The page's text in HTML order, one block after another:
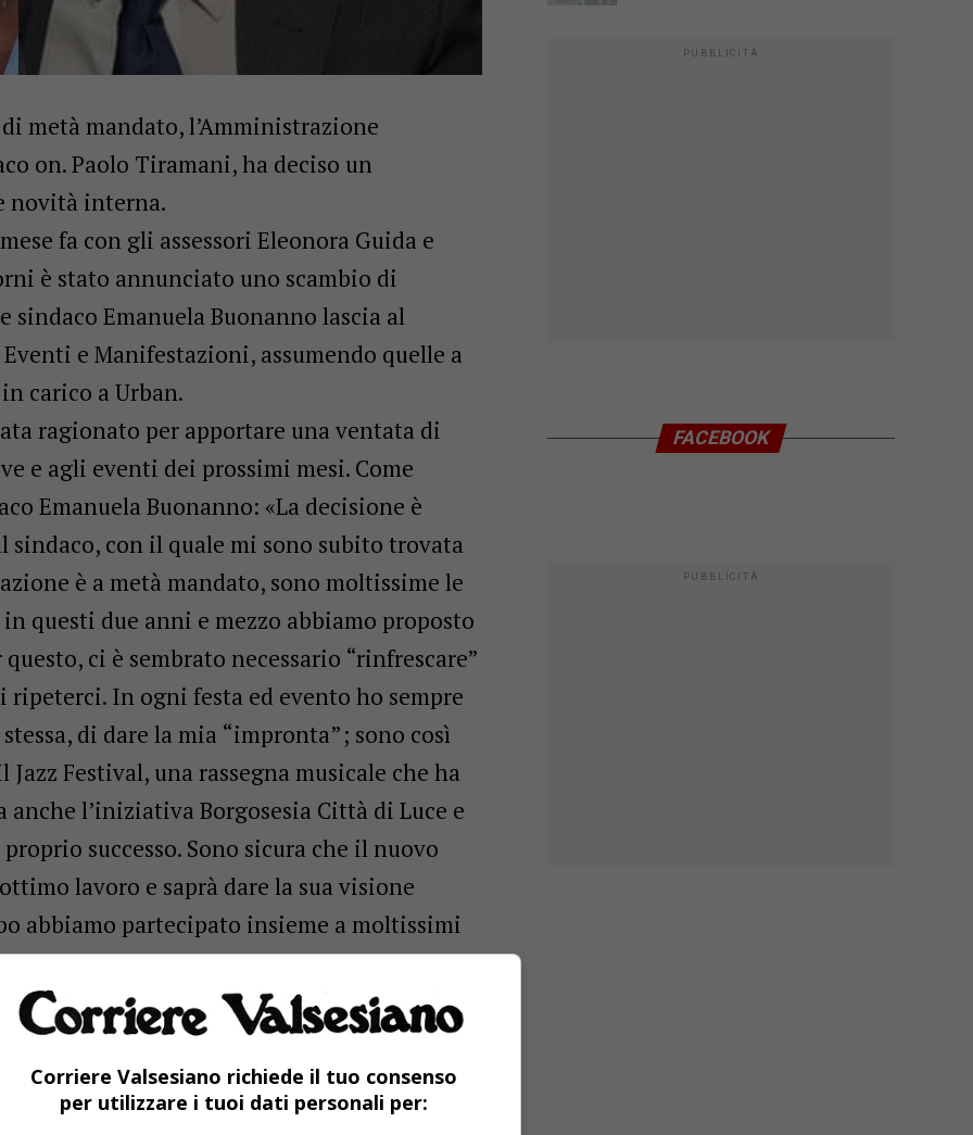
metà mandato, l’Amministrazione
on. Paolo Tiramani, ha deciso un
novità interna.
fa con gli assessori Eleonora Guida e
è stato annunciato uno scambio di
sindaco Emanuela Buonanno lascia al
e Manifestazioni, assumendo quelle a
carico a Urban.
ragionato per apportare una ventata di
e agli eventi dei prossimi mesi. Come
Emanuela Buonanno: «La decisione è
sindaco, con il quale mi sono subito trovata
è a metà mandato, sono moltissime le
questi due anni e mezzo abbiamo proposto
ci è sembrato necessario “rinfrescare”
ripeterci. In ogni festa ed evento ho sempre
di dare la mia “impronta”; sono così
Festival, una rassegna musicale che ha
l’iniziativa Borgosesia Città di Luce e
successo. Sono sicura che il nuovo
lavoro e saprà dare la sua visione
abbiamo partecipato insieme a moltissimi
un buon rapporto di collaborazione, ma
anche a ruoli invertiti. Ora nel mio
Sport e alla Biblioteca comunale sto già
di poter lavorare al più presto per
po’ di me anche in quest’ambito, senza
PUBBLICITÀ
FACEBOOK
PUBBLICITÀ
Corriere Valsesiano richiede il tuo consenso
per utilizzare i tuoi dati personali per: